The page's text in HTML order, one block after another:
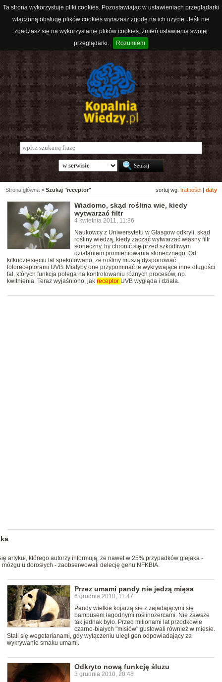
Ta strona wykorzystuje pliki cookies. Pozostawiając w ustawieniach przeglądarki
włączoną obsługę plików cookies wyrażasz zgodę na ich użycie. Jeśli nie
zgadzasz się na wykorzystanie plików cookies, zmień ustawienia swojej
przeglądarki.
Rozumiem
sortuj wg: trafności daty
Strona główna > Szukaj "receptor"
Wiadomo, skąd roślina wie, kiedy
wytwarzać filtr
4 kwietnia 2011, 11:36
Naukowcy z Uniwersytetu w Glasgow odkryli, skąd
rośliny wiedzą, kiedy zacząć wytwarzać własny filtr
słoneczny, by chronić się przed szkodliwym
działaniem promieniowania słonecznego. Od
kilkudziesięciu lat spekulowano, że rośliny muszą dysponować
fotoreceptorami UVB. Miałyby one przypominać te wykrywające inne długości
fal, których funkcja polega na kontrolowaniu różnych procesów, np.
kwitnienia. Teraz wyjaśniono, jak receptor UVB wygląda i działa.
artykuł, którego autorzy informują, że nawet w 25% przypadków glejaka -
u dorosłych - zaobserwowali delecję genu NFKBIA.
Przez umami pandy nie jedzą mięsa
6 grudnia 2010, 11:47
Pandy wielkie kojarzą się z zajadającymi się
bambusem łagodnymi roślinożercami. Nie zawsze
tak jednak było. Przed milionami lat przodkowie
czarno-białych "misiów" gustowali również w mięsie.
Stali się wegetarianami, gdy wyłączeniu uległ gen odpowiadający za
wykrywanie smaku umami.
Odkryto nową funkcję śluzu
3 grudnia 2010, 20:48